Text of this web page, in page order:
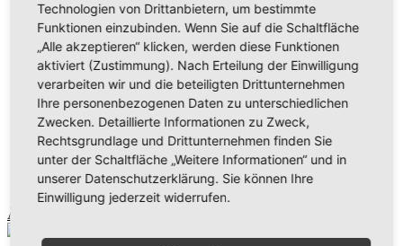
Home
Über uns
Unser Team
Referenzen
Inventar
Galerie
Buchung
Ausbildung
Schulung
Neue Mitglieder
Login
Ändere dein Titelbild
Technologien von Drittanbietern, um bestimmte
Funktionen einzubinden. Wenn Sie auf die Schaltfläche
„Alle akzeptieren“ klicken, werden diese Funktionen
aktiviert (Zustimmung). Nach Erteilung der Einwilligung
verarbeiten wir und die beteiligten Drittunternehmen
Ihre personenbezogenen Daten zu unterschiedlichen
Zwecken. Detaillierte Informationen zu Zweck,
Rechtsgrundlage und Drittunternehmen finden Sie
unter der Schaltfläche „Weitere Informationen“ und in
unserer Datenschutzerklärung. Sie können Ihre
Einwilligung jederzeit widerrufen.